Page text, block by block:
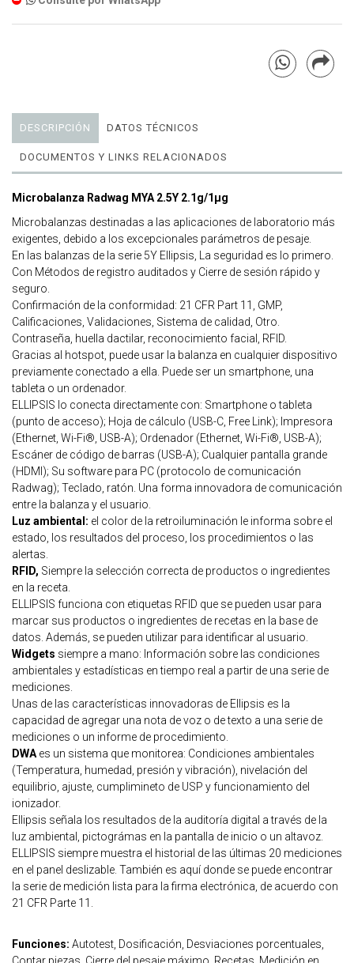
DESCRIPCIÓN DATOS TÉCNICOS
DOCUMENTOS Y LINKS RELACIONADOS
Microbalanza Radwag MYA 2.5Y 2.1g/1μg
Microbalanzas destinadas a las aplicaciones de laboratorio más
exigentes, debido a los excepcionales parámetros de pesaje.
En las balanzas de la serie 5Y Ellipsis, La seguridad es lo primero.
Con Métodos de registro auditados y Cierre de sesión rápido y
seguro.
Confirmación de la conformidad: 21 CFR Part 11, GMP,
Calificaciones, Validaciones, Sistema de calidad, Otro.
Contraseña, huella dactilar, reconocimiento facial, RFID.
Gracias al hotspot, puede usar la balanza en cualquier dispositivo
previamente conectado a ella. Puede ser un smartphone, una
tableta o un ordenador.
ELLIPSIS lo conecta directamente con: Smartphone o tableta
(punto de acceso); Hoja de cálculo (USB-C, Free Link); Impresora
(Ethernet, Wi-Fi®, USB-A); Ordenador (Ethernet, Wi-Fi®, USB-A);
Escáner de código de barras (USB-A); Cualquier pantalla grande
(HDMI); Su software para PC (protocolo de comunicación
Radwag); Teclado, ratón. Una forma innovadora de comunicación
entre la balanza y el usuario.
Luz ambiental: el color de la retroiluminación le informa sobre el
estado, los resultados del proceso, los procedimientos o las
alertas.
RFID, Siempre la selección correcta de productos o ingredientes
en la receta.
ELLIPSIS funciona con etiquetas RFID que se pueden usar para
marcar sus productos o ingredientes de recetas en la base de
datos. Además, se pueden utilizar para identificar al usuario.
Widgets siempre a mano: Información sobre las condiciones
ambientales y estadísticas en tiempo real a partir de una serie de
mediciones.
Unas de las características innovadoras de Ellipsis es la
capacidad de agregar una nota de voz o de texto a una serie de
mediciones o un informe de procedimiento.
DWA es un sistema que monitorea: Condiciones ambientales
(Temperatura, humedad, presión y vibración), nivelación del
equilibrio, ajuste, cumplimineto de USP y funcionamiento del
ionizador.
Ellipsis señala los resultados de la auditoría digital a través de la
luz ambiental, pictográmas en la pantalla de inicio o un altavoz.
ELLIPSIS siempre muestra el historial de las últimas 20 mediciones
en el panel deslizable. También es aquí donde se puede encontrar
la serie de medición lista para la firma electrónica, de acuerdo con
21 CFR Parte 11.
Funciones: Autotest, Dosificación, Desviaciones porcentuales,